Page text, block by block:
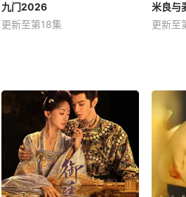
九门2026
更新至第18集
米良与
更新至